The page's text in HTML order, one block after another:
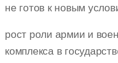
не готов к новым
рост роли армии и
комплекса в